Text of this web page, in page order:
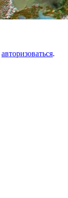
авторизоваться.